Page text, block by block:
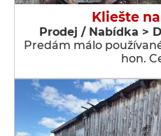
Kliešte
Prodej / Nabídka >
Predám málo
hon.